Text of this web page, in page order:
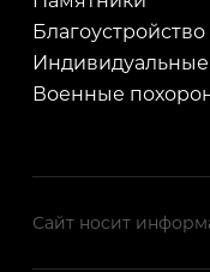
Индивидуальные
Военные
Сайт носит